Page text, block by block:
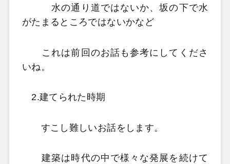
水の通り道ではないか、坂の下で水
がたまるところではないかなど
これは前回のお話も参考にしてくださ
いね 。
2.建てられた時期
すこし難しいお話をします。
建築は時代の中で様々な発展を続けて